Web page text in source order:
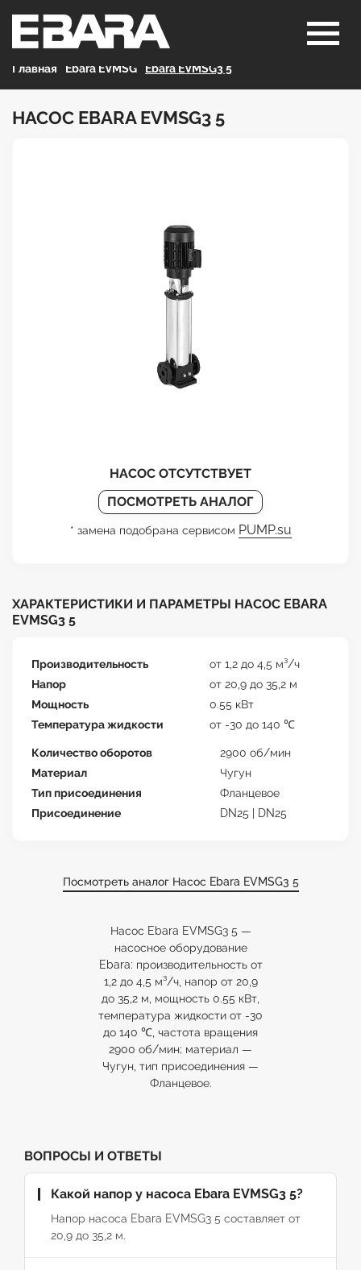
Главная Ebara EVMSG Ebara EVMSG3 5
НАСОС EBARA EVMSG3 5
НАСОС ОТСУТСТВУЕТ
ПОСМОТРЕТЬ АНАЛОГ
* замена подобрана сервисом PUMP.su
ХАРАКТЕРИСТИКИ И ПАРАМЕТРЫ НАСОС EBARA
EVMSG3 5
Производительность
от 1,2 до 4,5 м³/ч
Напор
от 20,9 до 35,2 м
Мощность
0.55 кВт
Температура жидкости
от -30 до 140 ℃
Количество оборотов
2900 об/мин
Материал
Чугун
Тип присоединения
Фланцевое
Присоединение
DN25 | DN25
Посмотреть аналог Насос Ebara EVMSG3 5
Насос Ebara EVMSG3 5 —
насосное оборудование
Ebara: производительность от
1,2 до 4,5 м³/ч, напор от 20,9
до 35,2 м, мощность 0.55 кВт,
температура жидкости от -30
до 140 ℃, частота вращения
2900 об/мин; материал —
Чугун, тип присоединения —
Фланцевое.
ВОПРОСЫ И ОТВЕТЫ
Какой напор у насоса Ebara EVMSG3 5?
Напор насоса Ebara EVMSG3 5 составляет от
20,9 до 35,2 м.